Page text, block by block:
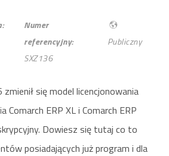
Numer
referencyjny:
SXZ136
Publiczny
się model licencjonowania
Comarch ERP XL i Comarch ERP
Dowiesz się tutaj co to
posiadających już program i dla